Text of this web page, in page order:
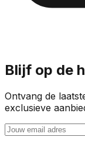
Blijf op de
Ontvang de
exclusieve